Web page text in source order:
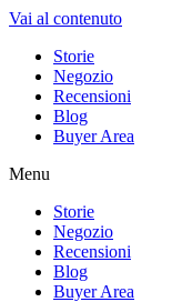
Vai al contenuto
Storie
Negozio
Recensioni
Blog
Buyer Area
Menu
Storie
Negozio
Recensioni
Blog
Buyer Area